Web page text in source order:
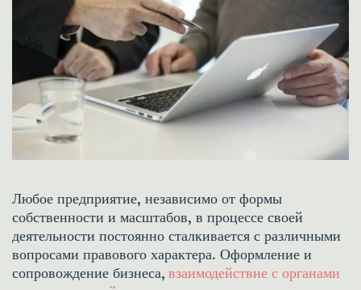
Любое предприятие, независимо от формы
собственности и масштабов, в процессе своей
деятельности постоянно сталкивается с различными
вопросами правового характера. Оформление и
сопровождение бизнеса, взаимодействие с органами